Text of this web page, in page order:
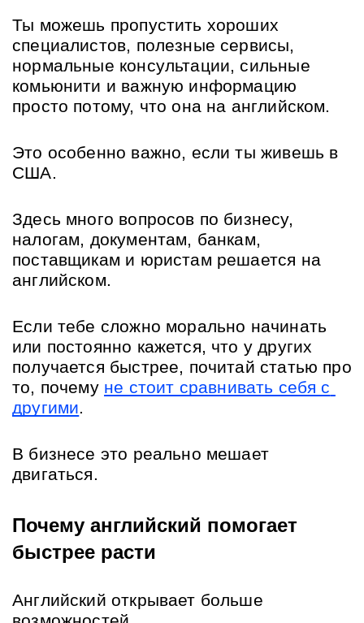
Ты можешь пропустить хороших
специалистов, полезные сервисы,
нормальные консультации, сильные
комьюнити и важную информацию
просто потому, что она на английском.
Это особенно важно, если ты живешь в
США.
Здесь много вопросов по бизнесу,
налогам, документам, банкам,
поставщикам и юристам решается на
английском.
Если тебе сложно морально начинать
или постоянно кажется, что у других
получается быстрее, почитай статью про
то, почему не стоит сравнивать себя с
другими.
В бизнесе это реально мешает
двигаться.
Почему английский помогает
быстрее расти
Английский открывает больше